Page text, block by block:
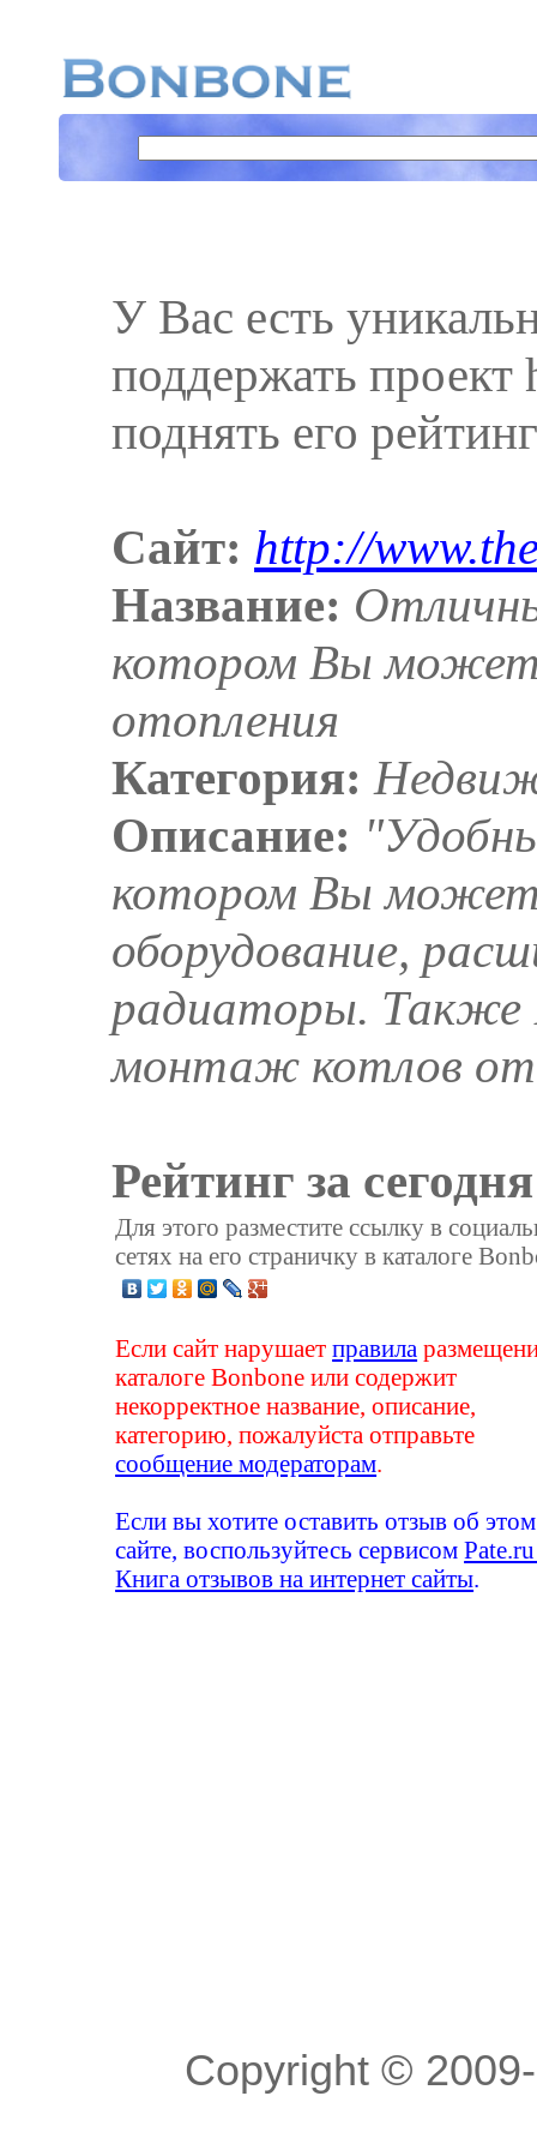
У Вас есть
поддержать
поднять его
Сайт: http://
Название:
котором Вы
отопления
Категория:
Описание:
котором Вы
оборудование,
радиаторы.
монтаж котлов
Рейтинг за
Для этого разместите ссылку в
сетях на его страничку в каталоге
Если сайт нарушаетправила
каталоге Bonbone или содержит
некорректное название, описание,
категорию, пожалуйста отправьте
сообщение модераторам
Если вы хотите оставить отзыв об этом
сайте, воспользуйтесь сервисом
Книга отзывов на интернет сайты
Copyright ©